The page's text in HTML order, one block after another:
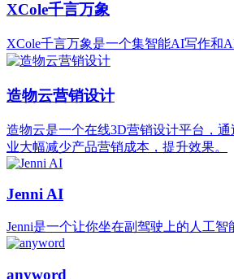
XCole千言万象
XCole千言万象是一个集智能AI写作和
造物云营销设计
造物云是一个在线3D营销设计平台，
业大幅减少产品营销成本，提升效果。
Jenni AI
Jenni是一个让你坐在副驾驶上的人工智
anyword